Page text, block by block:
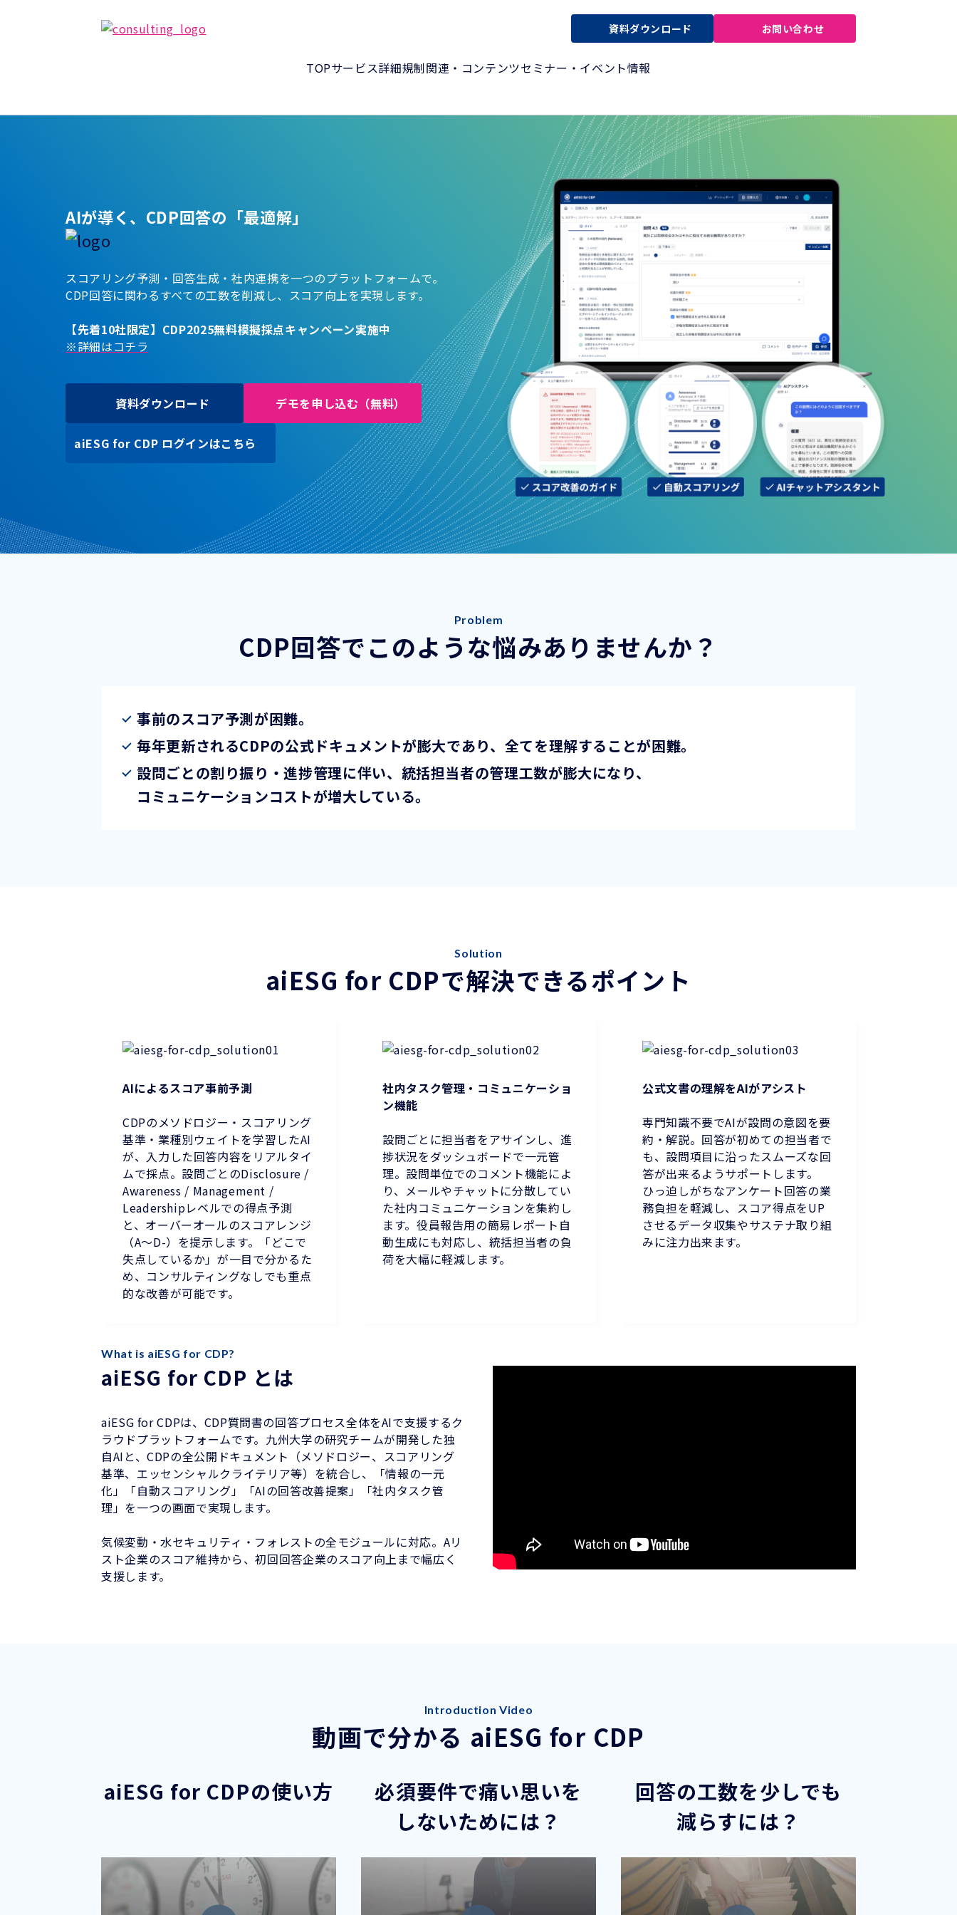
資料ダウンロード お問い合わせ
TOPサービス詳細規制関連・コンテンツセミナー・イベント情報
AIが導く、CDP回答の「最適解」
スコアリング予測・回答生成・社内連携を一つのプラットフォームで。
CDP回答に関わるすべての工数を削減し、スコア向上を実現します。
【先着10社限定】CDP2025無料模擬採点キャンペーン実施中
※詳細はコチラ
資料ダウンロード デモを申し込む（無料）
aiESG for CDP ログインはこちら
Problem
CDP回答でこのような悩みありませんか？
事前のスコア予測が困難。
毎年更新されるCDPの公式ドキュメントが膨大であり、全てを理解することが困難。
設問ごとの割り振り・進捗管理に伴い、統括担当者の管理工数が膨大になり、
コミュニケーションコストが増大している。
Solution
aiESG for CDPで解決できるポイント
AIによるスコア事前予測
CDPのメソドロジー・スコアリング
基準・業種別ウェイトを学習したAI
が、入力した回答内容をリアルタイ
ムで採点。設問ごとのDisclosure /
Awareness / Management /
Leadershipレベルでの得点予測
と、オーバーオールのスコアレンジ
（A～D-）を提示します。「どこで
失点しているか」が一目で分かるた
め、コンサルティングなしでも重点
的な改善が可能です。
社内タスク管理・コミュニケーショ
ン機能
設問ごとに担当者をアサインし、進
捗状況をダッシュボードで一元管
理。設問単位でのコメント機能によ
り、メールやチャットに分散してい
た社内コミュニケーションを集約し
ます。役員報告用の簡易レポート自
動生成にも対応し、統括担当者の負
荷を大幅に軽減します。
公式文書の理解をAIがアシスト
専門知識不要でAIが設問の意図を要
約・解説。回答が初めての担当者で
も、設問項目に沿ったスムーズな回
答が出来るようサポートします。
ひっ迫しがちなアンケート回答の業
務負担を軽減し、スコア得点をUP
させるデータ収集やサステナ取り組
みに注力出来ます。
What is aiESG for CDP?
aiESG for CDP とは
aiESG for CDPは、CDP質問書の回答プロセス全体をAIで支援するク
ラウドプラットフォームです。九州大学の研究チームが開発した独
自AIと、CDPの全公開ドキュメント（メソドロジー、スコアリング
基準、エッセンシャルクライテリア等）を統合し、「情報の一元
化」「自動スコアリング」「AIの回答改善提案」「社内タスク管
理」を一つの画面で実現します。
気候変動・水セキュリティ・フォレストの全モジュールに対応。Aリ
スト企業のスコア維持から、初回回答企業のスコア向上まで幅広く
支援します。
Introduction Video
動画で分かる aiESG for CDP
aiESG for CDPの使い方
必須要件で痛い思いを
しないためには？
回答の工数を少しでも
減らすには？